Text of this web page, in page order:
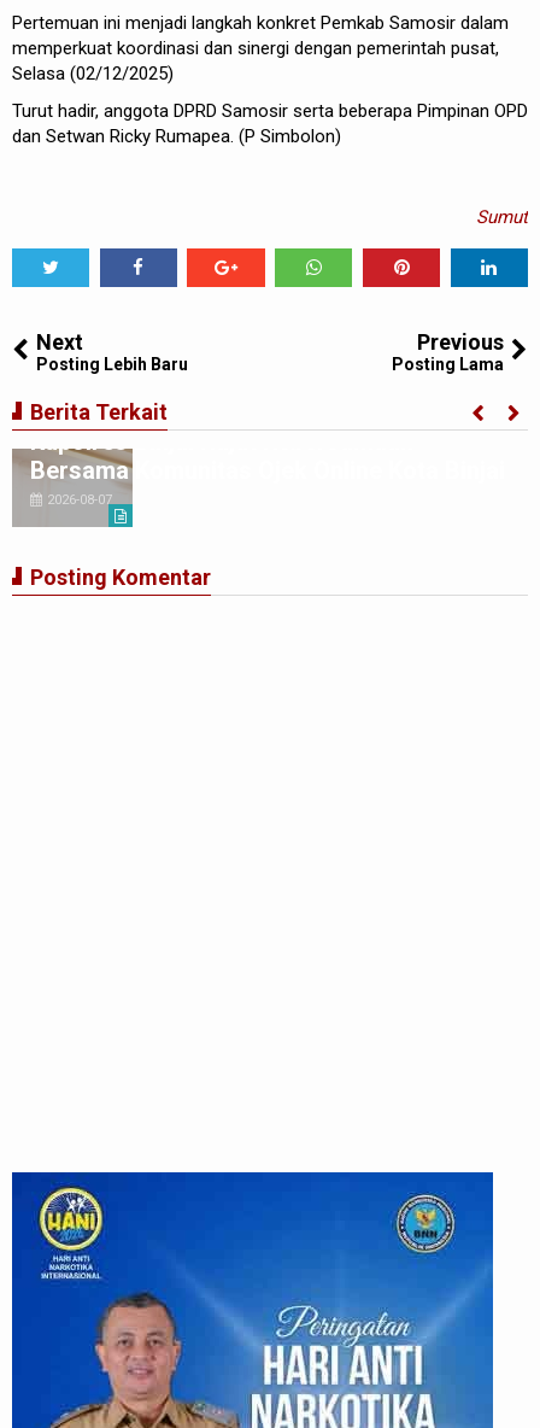
Pertemuan ini menjadi langkah konkret Pemkab Samosir dalam
memperkuat koordinasi dan sinergi dengan pemerintah pusat,
Selasa (02/12/2025)
Turut hadir, anggota DPRD Samosir serta beberapa Pimpinan OPD
dan Setwan Ricky Rumapea. (P Simbolon)
Sumut
Next
Posting Lebih Baru
Previous
Posting Lama
Berita Terkait
Kapolres Binjai Rajut Kebersamaan
Bersama Komunitas Ojek Online Kota Binjai
2026-08-07
Posting Komentar